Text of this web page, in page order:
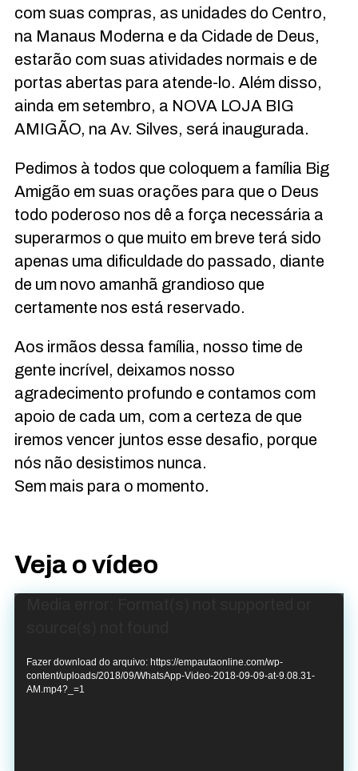
com suas compras, as unidades do Centro,
na Manaus Moderna e da Cidade de Deus,
estarão com suas atividades normais e de
portas abertas para atende-lo. Além disso,
ainda em setembro, a NOVA LOJA BIG
AMIGÃO, na Av. Silves, será inaugurada.
Pedimos à todos que coloquem a família Big
Amigão em suas orações para que o Deus
todo poderoso nos dê a força necessária a
superarmos o que muito em breve terá sido
apenas uma dificuldade do passado, diante
de um novo amanhã grandioso que
certamente nos está reservado.
Aos irmãos dessa família, nosso time de
gente incrível, deixamos nosso
agradecimento profundo e contamos com
apoio de cada um, com a certeza de que
iremos vencer juntos esse desafio, porque
nós não desistimos nunca.
Sem mais para o momento.
Veja o vídeo
Fazer download do arquivo: https://empautaonline.com/wp-
content/uploads/2018/09/WhatsApp-Video-2018-09-09-at-9.08.31-
AM.mp4?_=1